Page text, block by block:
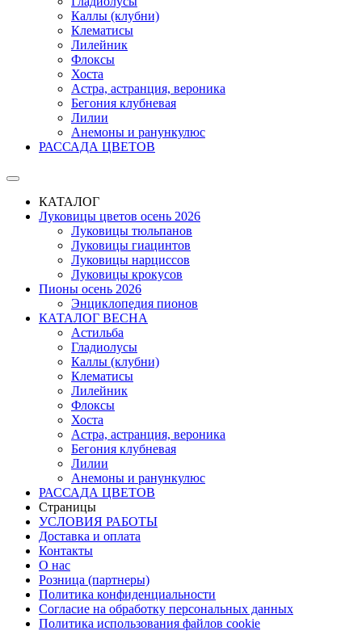
Каллы (клубни)
Клематисы
Лилейник
Флоксы
Хоста
Астра, астранция, вероника
Бегония клубневая
Лилии
Анемоны и ранункулюс
РАССАДА ЦВЕТОВ
КАТАЛОГ
Луковицы цветов осень 2026
Луковицы тюльпанов
Луковицы гиацинтов
Луковицы нарциссов
Луковицы крокусов
Пионы осень 2026
Энциклопедия пионов
КАТАЛОГ ВЕСНА
Астильба
Гладиолусы
Каллы (клубни)
Клематисы
Лилейник
Флоксы
Хоста
Астра, астранция, вероника
Бегония клубневая
Лилии
Анемоны и ранункулюс
РАССАДА ЦВЕТОВ
Страницы
УСЛОВИЯ РАБОТЫ
Доставка и оплата
Контакты
О наc
Розница (партнеры)
Политика конфиденциальности
Согласие на обработку персональных данных
Политика использования файлов сookie